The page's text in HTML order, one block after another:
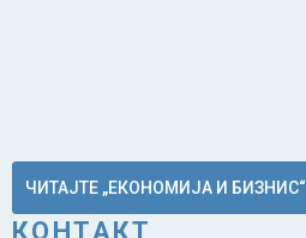
ЧИТАЈТЕ „ЕКОНОМИЈА И БИЗНИС“
КОНТАКТ